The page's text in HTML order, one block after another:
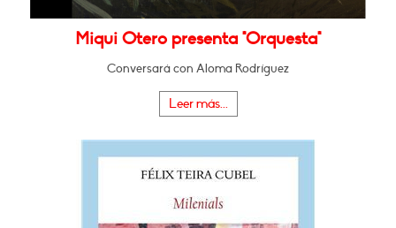
Miqui Otero presenta "Orquesta"
Conversará con Aloma Rodríguez
Leer más...